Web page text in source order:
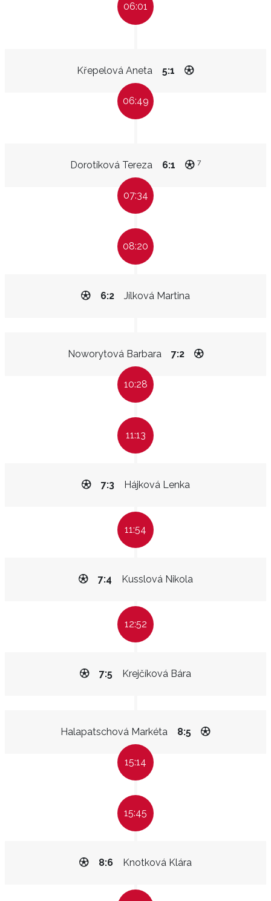
06:01
Křepelová Aneta 5:1
06:49
Dorotíková Tereza 6:1 7
07:34
08:20
Jílková Martina
6:2
Noworytová Barbara 7:2
10:28
11:13
Hájková Lenka
7:3
11:54
Kusslová Nikola
7:4
12:52
Krejčíková Bára
7:5
Halapatschová Markéta 8:5
15:14
15:45
Knotková Klára
8:6